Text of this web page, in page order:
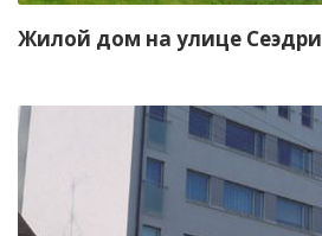
Жилой дом на улице Сеэдри